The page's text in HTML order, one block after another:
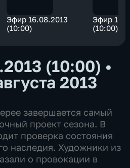
Эфир 16.08.2013
(10:00)
Эфир
(10:00)
(10:00) •
2013
завершается самый
проект сезона. В
проверка состояния
наследия. Художники из
о провокации в